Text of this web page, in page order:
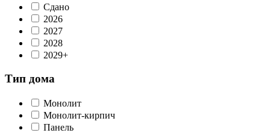
Сдано
2026
2027
2028
2029+
Тип дома
Монолит
Монолит-кирпич
Панель